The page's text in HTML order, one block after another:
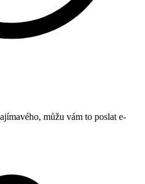
můžu vám to poslat e-